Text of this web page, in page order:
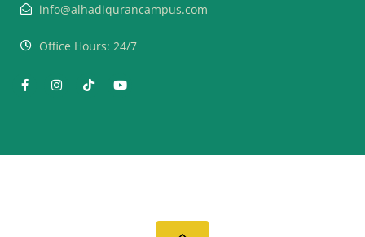
info@alhadiqurancampus.com
Office Hours: 24/7